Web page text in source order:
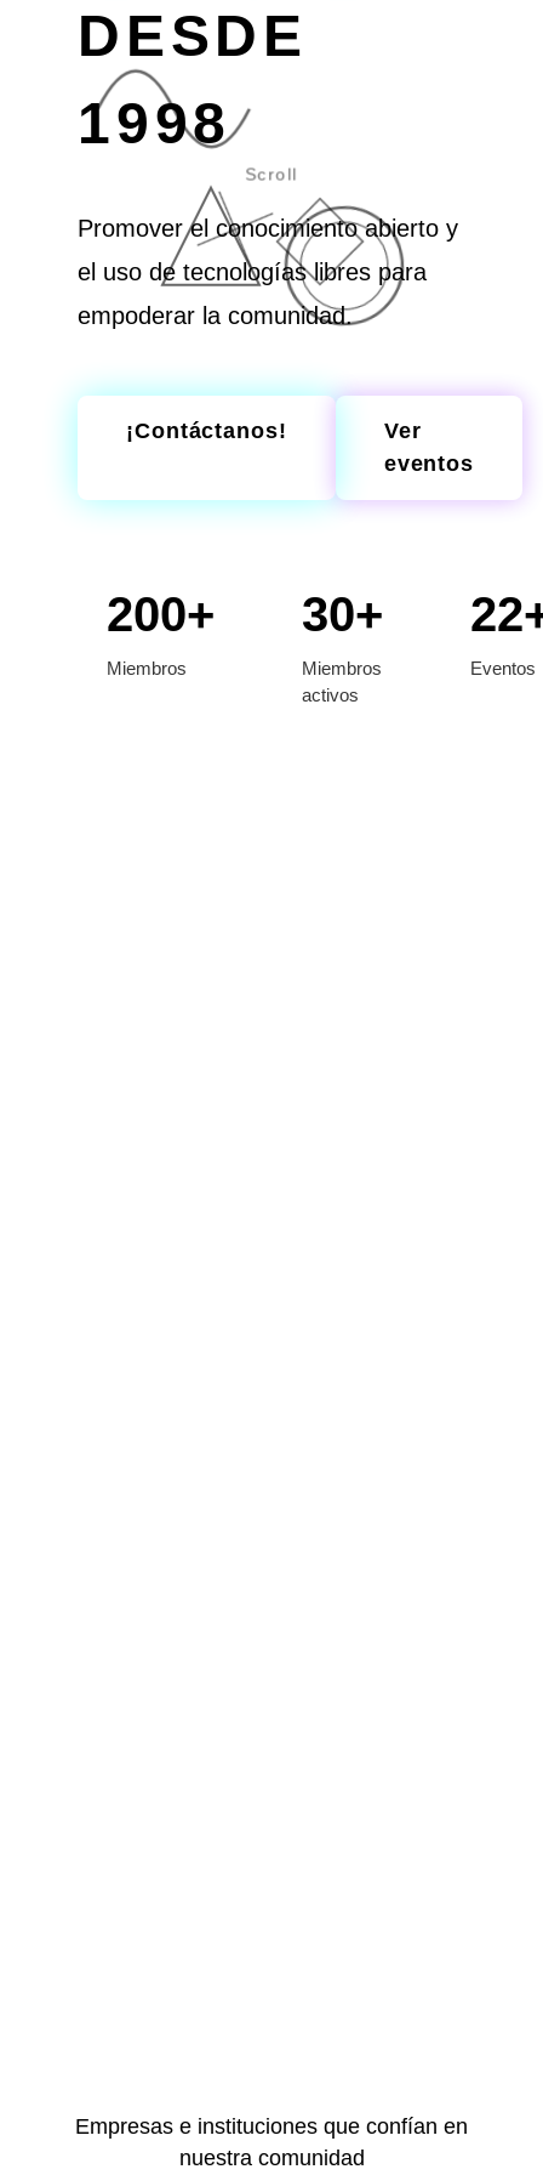
DESDE
1998
Promover el conocimiento abierto y
el uso de tecnologías libres para
empoderar la comunidad.
¡Contáctanos!
Ver
eventos
200+
Miembros
30+
Miembros
activos
Eventos
Scroll
Empresas e instituciones que confían en
nuestra comunidad